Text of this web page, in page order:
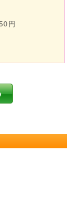
円